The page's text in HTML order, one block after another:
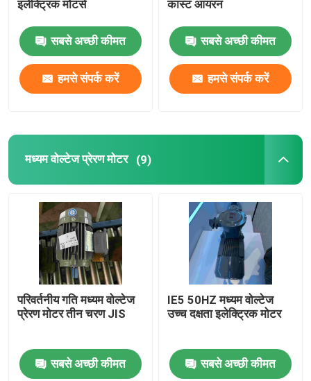
इलेक्ट्रिक मोटर्स
सबसे अच्छी कीमत
हमसे संपर्क करें
कास्ट आयरन
सबसे अच्छी कीमत
हमसे संपर्क करें
मध्यम वोल्टेज प्रेरण मोटर (9)
परिवर्तनीय गति मध्यम वोल्टेज
प्रेरण मोटर तीन चरण JIS
सबसे अच्छी कीमत
IE5 50HZ मध्यम वोल्टेज
उच्च दक्षता इलेक्ट्रिक मोटर
सबसे अच्छी कीमत